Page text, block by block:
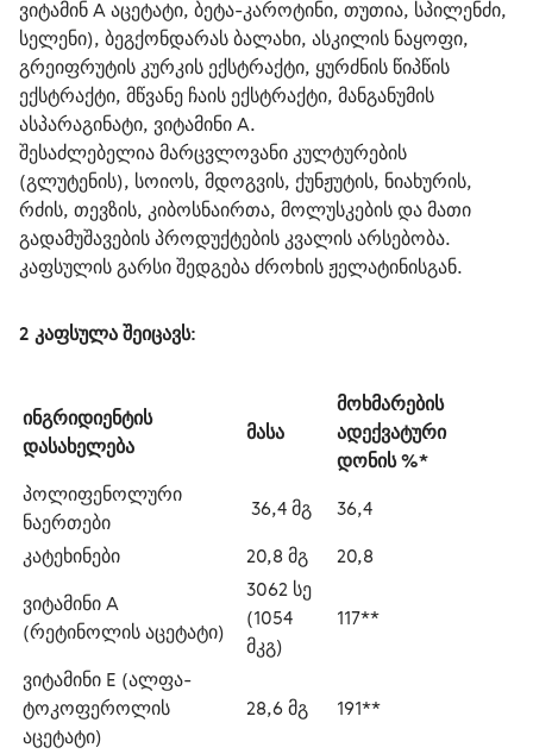
ვიტამინ А აცეტატი, ბეტა-კაროტინი, თუთია, სპილენძი,
სელენი), ბეგქონდარას ბალახი, ასკილის ნაყოფი,
გრეიფრუტის კურკის ექსტრაქტი, ყურძნის წიპწის
ექსტრაქტი, მწვანე ჩაის ექსტრაქტი, მანგანუმის
ასპარაგინატი, ვიტამინი А.
შესაძლებელია მარცვლოვანი კულტურების
(გლუტენის), სოიოს, მდოგვის, ქუნჟუტის, ნიახურის,
რძის, თევზის, კიბოსნაირთა, მოლუსკების და მათი
გადამუშავების პროდუქტების კვალის არსებობა.
კაფსულის გარსი შედგება ძროხის ჟელატინისგან.
2 კაფსულა შეიცავს:
ინგრიდიენტის
დასახელება
მასა
მოხმარების
ადექვატური
დონის %*
პოლიფენოლური
ნაერთები
36,4 მგ
36,4
კატეხინები
20,8 მგ
20,8
ვიტამინი А
(რეტინოლის აცეტატი)
3062 სე
(1054
მკგ)
117**
ვიტამინი Е (ალფა-
ტოკოფეროლის
აცეტატი)
28,6 მგ 191**